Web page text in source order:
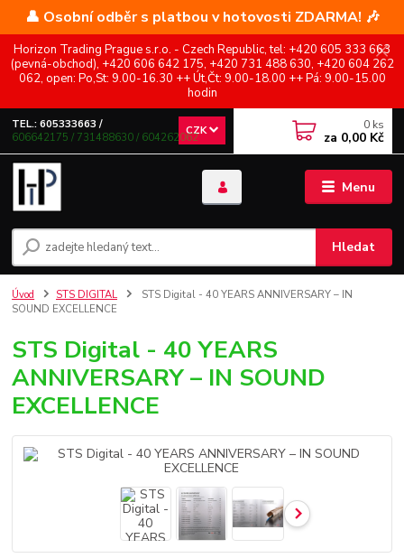
👤 Osobní odběr s platbou v hotovosti ZDARMA! 🎶
Horizon Trading Prague s.r.o. - Czech Republic, tel: +420 605 333 663
(pevná-obchod), +420 606 642 175, +420 731 488 630, +420 604 262
062, open: Po,St: 9.00-16.30 ++ Út,Čt: 9.00-18.00 ++ Pá: 9.00-15.00
hodin
Menu
CZK
Hledat
TEL.: 605333663 /
606642175 / 731488630 / 604262062
0 ks
za 0,00 Kč
Úvod STS DIGITAL
STS Digital - 40 YEARS ANNIVERSARY – IN
SOUND EXCELLENCE
STS Digital - 40 YEARS
ANNIVERSARY – IN SOUND
EXCELLENCE